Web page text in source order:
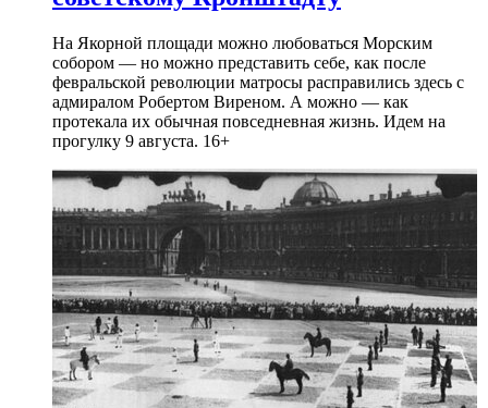
На Якорной площади можно любоваться Морским
собором — но можно представить себе, как после
февральской революции матросы расправились здесь с
адмиралом Робертом Виреном. А можно — как
протекала их обычная повседневная жизнь. Идем на
прогулку 9 августа. 16+